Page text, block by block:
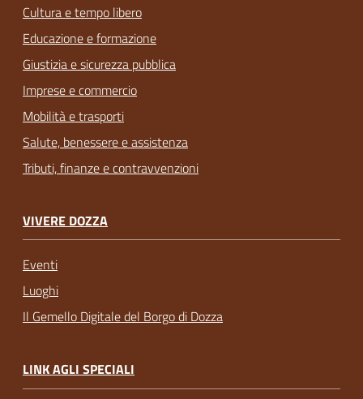
Cultura e tempo libero
Educazione e formazione
Giustizia e sicurezza pubblica
Imprese e commercio
Mobilità e trasporti
Salute, benessere e assistenza
Tributi, finanze e contravvenzioni
VIVERE DOZZA
Eventi
Luoghi
Il Gemello Digitale del Borgo di Dozza
LINK AGLI SPECIALI